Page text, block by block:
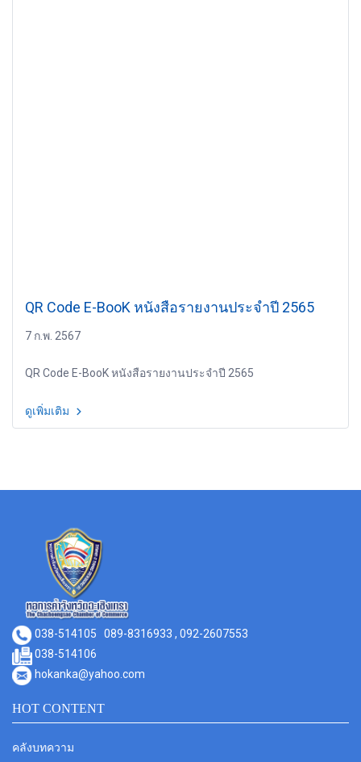
QR Code E-BooK หนังสือรายงานประจำปี 2565
7 ก.พ. 2567
QR Code E-BooK หนังสือรายงานประจำปี 2565
ดูเพิ่มเติม
038-514105 089-8316933 , 092-2607553
038-514106
hokanka@yahoo.com
HOT CONTENT
คลังบทความ